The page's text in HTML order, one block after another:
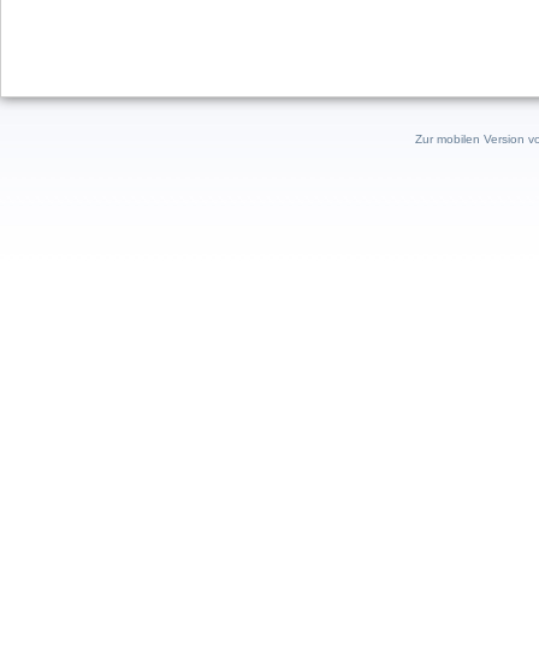
Zur mobilen Version